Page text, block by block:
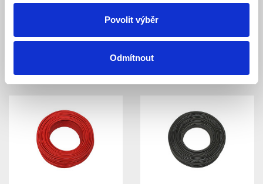
Povolit výběr
Odmítnout
regulátor, 12/24V, až 6mm2 (1pár) k
fotovoltaickým
panelům
Dostupnost: